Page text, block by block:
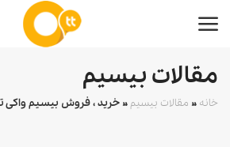
مقالات بیسیم
خانه » مقالات بیسیم»خرید ، فروش بیسیم واکی